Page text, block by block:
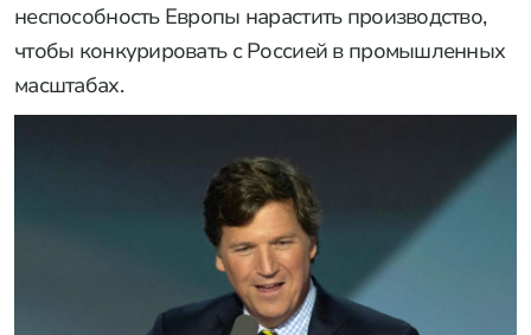
неспособность Европы нарастить производство,
чтобы конкурировать с Россией в промышленных
масштабах.